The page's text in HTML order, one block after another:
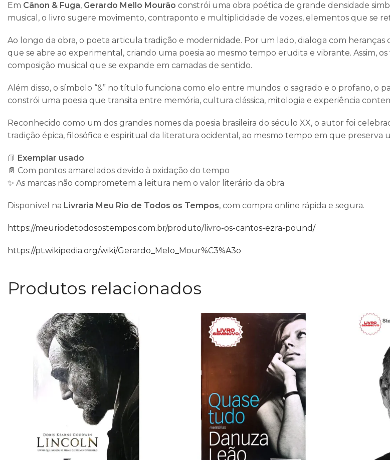
Em Cânon & Fuga, Gerardo Mello Mourão constrói uma obra poética de grande densidade
musical, o livro sugere movimento, contraponto e multiplicidade de vozes, elementos que se
Ao longo da obra, o poeta articula tradição e modernidade. Por um lado, dialoga com
que se abre ao experimental, criando uma poesia ao mesmo tempo erudita e vibrante. Assim,
composição musical que se expande em camadas de sentido.
Além disso, o símbolo “&” no título funciona como elo entre mundos: o sagrado e o profano, o
constrói uma poesia que transita entre memória, cultura clássica, mitologia e experiência
Reconhecido como um dos grandes nomes da poesia brasileira do século XX, o autor foi
tradição épica, filosófica e espiritual da literatura ocidental, ao mesmo tempo em que preserva
📘 Exemplar usado
📄 Com pontos amarelados devido à oxidação do tempo
✨ As marcas não comprometem a leitura nem o valor literário da obra
Disponível na Livraria Meu Rio de Todos os Tempos, com compra online rápida e segura.
https://meuriodetodosostempos.com.br/produto/livro-os-cantos-ezra-pound/
https://pt.wikipedia.org/wiki/Gerardo_Melo_Mour%C3%A3o
Produtos relacionados